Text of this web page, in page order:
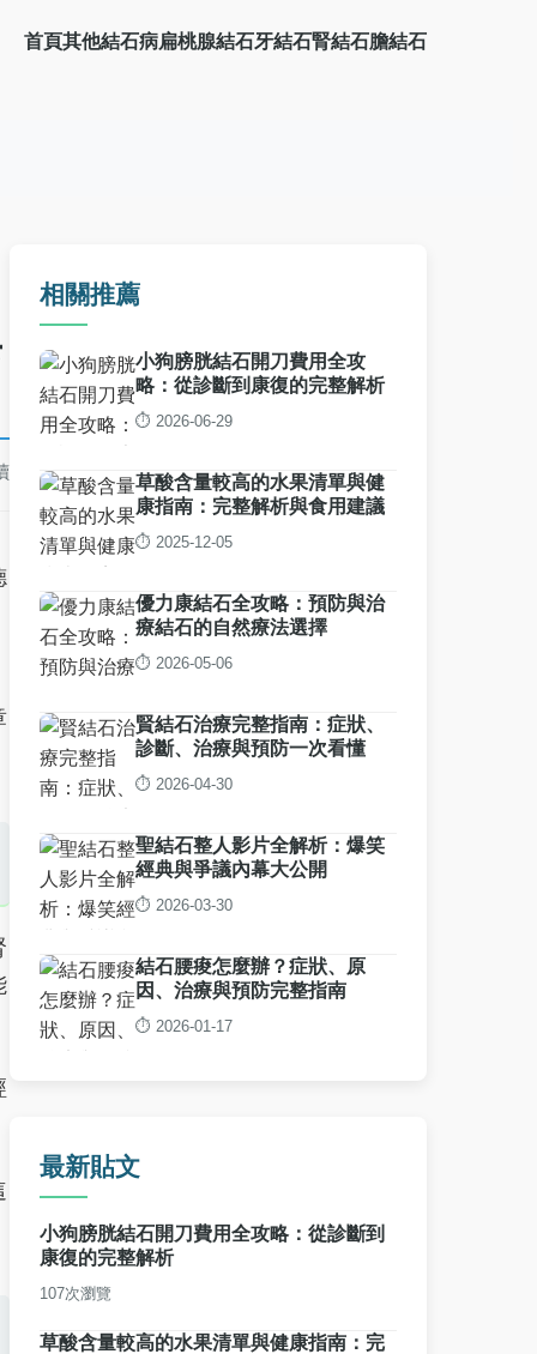
首頁其他結石病扁桃腺結石牙結石腎結石膽結石
相關推薦
小狗膀胱結石開刀費用全攻
略：從診斷到康復的完整解析
⏱️ 2026-06-29
草酸含量較高的水果清單與健
康指南：完整解析與食用建議
⏱️ 2025-12-05
優力康結石全攻略：預防與治
療結石的自然療法選擇
⏱️ 2026-05-06
賢結石治療完整指南：症狀、
診斷、治療與預防一次看懂
⏱️ 2026-04-30
聖結石整人影片全解析：爆笑
經典與爭議內幕大公開
⏱️ 2026-03-30
結石腰痠怎麼辦？症狀、原
因、治療與預防完整指南
⏱️ 2026-01-17
最新貼文
小狗膀胱結石開刀費用全攻略：從診斷到
康復的完整解析
107次瀏覽
草酸含量較高的水果清單與健康指南：完